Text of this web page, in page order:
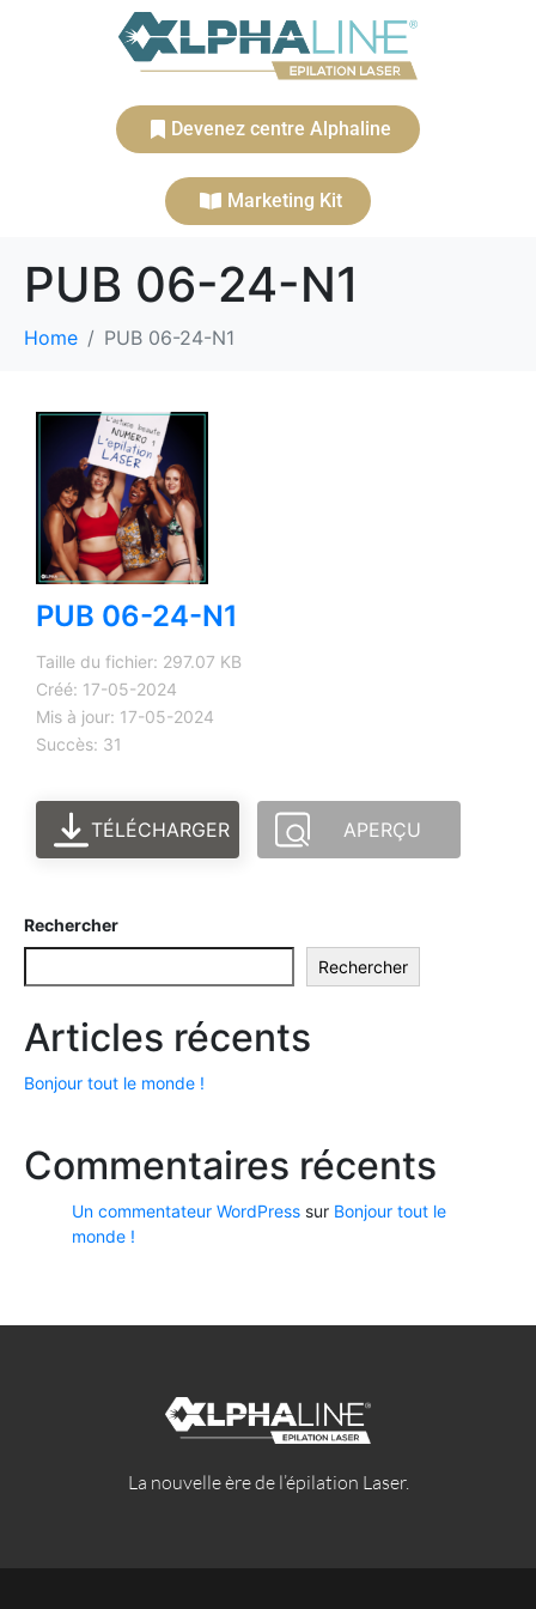
Devenez centre Alphaline
Marketing Kit
PUB 06-24-N1
Home PUB 06-24-N1
PUB 06-24-N1
Taille du fichier: 297.07 KB
Créé: 17-05-2024
Mis à jour: 17-05-2024
Succès: 31
TÉLÉCHARGER APERÇU
Rechercher
Rechercher
Articles récents
Bonjour tout le monde !
Commentaires récents
Un commentateur WordPress sur Bonjour tout le
monde !
La nouvelle ère de l’épilation Laser.